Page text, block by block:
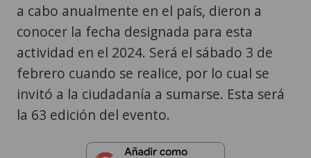
a cabo anualmente en el país, dieron a
conocer la fecha designada para esta
actividad en el 2024. Será el sábado 3 de
febrero cuando se realice, por lo cual se
invitó a la ciudadanía a sumarse. Esta será
la 63 edición del evento.